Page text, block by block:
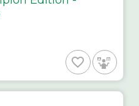
favorite_border